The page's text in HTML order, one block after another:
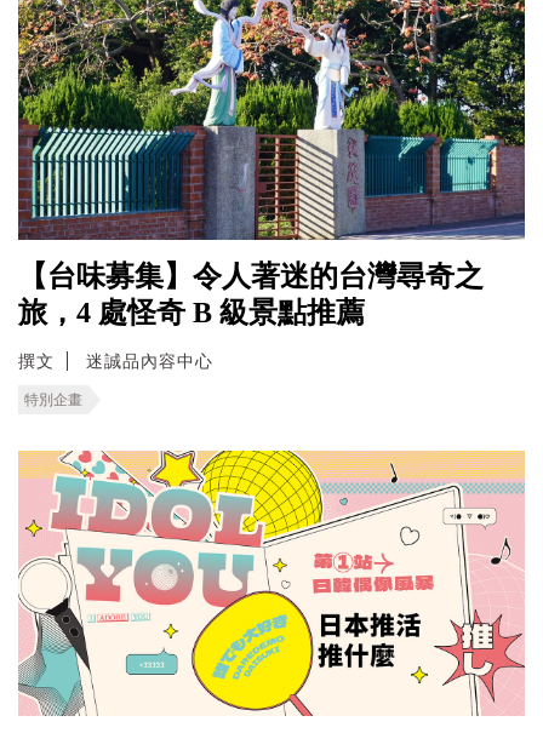
【台味募集】令人著迷的台灣尋奇之
旅，4 處怪奇 B 級景點推薦
撰文 迷誠品內容中心
特別企畫